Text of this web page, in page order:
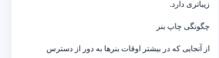
زیباتری دارد.
چگونگی چاپ بنر
از آنجایی که در بیشتر اوقات بنرها به دور از دسترس